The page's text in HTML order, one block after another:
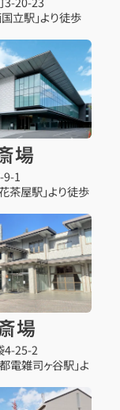
立駅」より徒歩
場
1
茶屋駅」より徒歩
場
4-25-2
電雑司ヶ谷駅」よ